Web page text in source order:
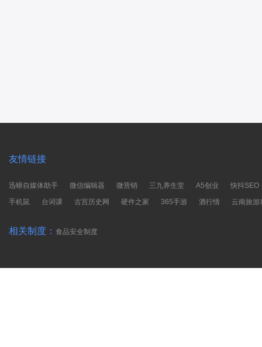
友情链接
迅蟒自媒体助手 微信编辑器 微营销 三九养生堂 A5创业
快抖SEO
手机鼠
台词课 古宫历史网 硬件之家 365手游 酒行情 云南旅游
相关制度： 食品安全制度